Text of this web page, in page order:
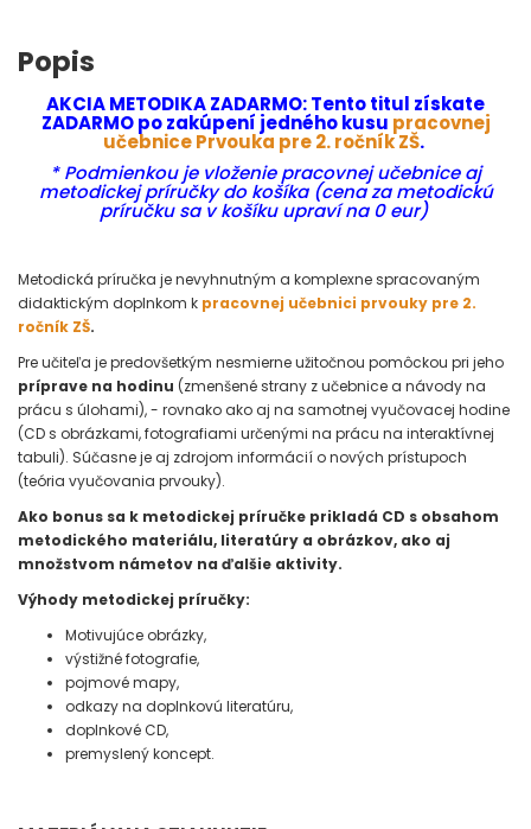
Popis
AKCIA METODIKA ZADARMO: Tento titul získate
ZADARMO po zakúpení jedného kusu pracovnej
učebnice Prvouka pre 2. ročník ZŠ.
* Podmienkou je vloženie pracovnej učebnice aj
metodickej príručky do košíka (cena za metodickú
príručku sa v košíku upraví na 0 eur)
Metodická príručka je nevyhnutným a komplexne spracovaným
didaktickým doplnkom k pracovnej učebnici prvouky pre 2.
ročník ZŠ.
Pre učiteľa je predovšetkým nesmierne užitočnou pomôckou pri jeho
príprave na hodinu (zmenšené strany z učebnice a návody na
prácu s úlohami), - rovnako ako aj na samotnej vyučovacej hodine
(CD s obrázkami, fotografiami určenými na prácu na interaktívnej
tabuli). Súčasne je aj zdrojom informácií o nových prístupoch
(teória vyučovania prvouky).
Ako bonus sa k metodickej príručke prikladá CD s obsahom
metodického materiálu, literatúry a obrázkov, ako aj
množstvom námetov na ďalšie aktivity.
Výhody metodickej príručky:
Motivujúce obrázky,
výstižné fotografie,
pojmové mapy,
odkazy na doplnkovú literatúru,
doplnkové CD,
premyslený koncept.